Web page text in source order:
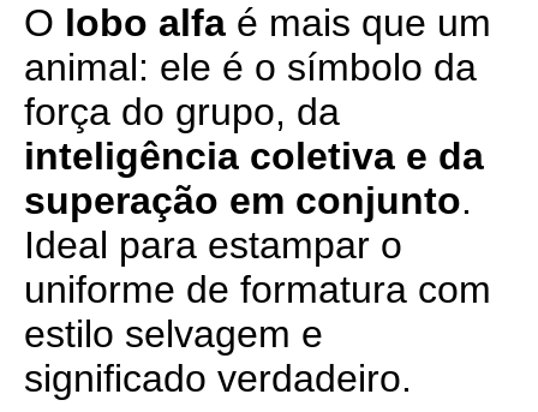
O lobo alfa é mais que um
animal: ele é o símbolo da
força do grupo, da
inteligência coletiva e da
superação em conjunto.
Ideal para estampar o
uniforme de formatura com
estilo selvagem e
significado verdadeiro.